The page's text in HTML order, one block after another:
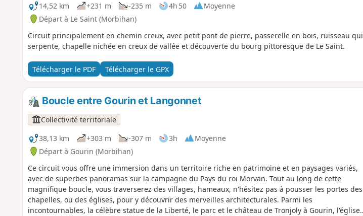
14,52 km
+231 m -235 m 4h 50
Moyenne
Départ à Le Saint (Morbihan)
Circuit principalement en chemin creux, avec petit pont de pierre, passerelle en bois, ruisseau qui
serpente, chapelle nichée en creux de vallée et découverte du bourg pittoresque de Le Saint.
Télécharger le PDF Télécharger le GPX
Boucle entre Gourin et Langonnet
Collectivité territoriale
38,13 km
+303 m -307 m 3h
Moyenne
Départ à Gourin (Morbihan)
Ce circuit vous offre une immersion dans un territoire riche en patrimoine et en paysages variés,
avec de superbes panoramas sur la campagne du Pays du roi Morvan. Tout au long de cette
magnifique boucle, vous traverserez des villages, hameaux, n'hésitez pas à pousser les portes des
chapelles, ou des églises, pour y découvrir des merveilles architecturales. Parmi les
incontournables, la célèbre statue de la Liberté, le parc et le château de Tronjoly à Gourin, l'église